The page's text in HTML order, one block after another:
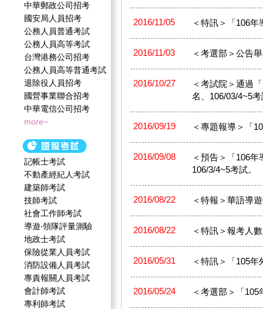
中華郵政公司招考
國安局人員招考
公務人員普通考試
公務人員高等考試
台灣港務公司招考
公務人員高等普通考試
退除役人員招考
國營事業聯合招考
中華電信公司招考
more~
記帳士考試
不動產經紀人考試
建築師考試
技師考試
社會工作師‍考試
導遊‧領隊評量測驗
地政士考試
保險從業人員考試
消防設備人員考試
專責報關人員考試
會計師考試
專利師考試
2016/11/05 ＜特訊＞「106
2016/11/03 ＜考選部＞公告
2016/10/27
＜考試院＞通過
名、106/03/4~5
2016/09/19 ＜專題報導＞「
2016/09/08
＜預告＞「106
106/3/4~5考試。
2016/08/22 ＜特報＞華語導
2016/08/22 ＜特訊＞報考人
2016/05/31 ＜特訊＞「105
2016/05/24 ＜考選部＞「